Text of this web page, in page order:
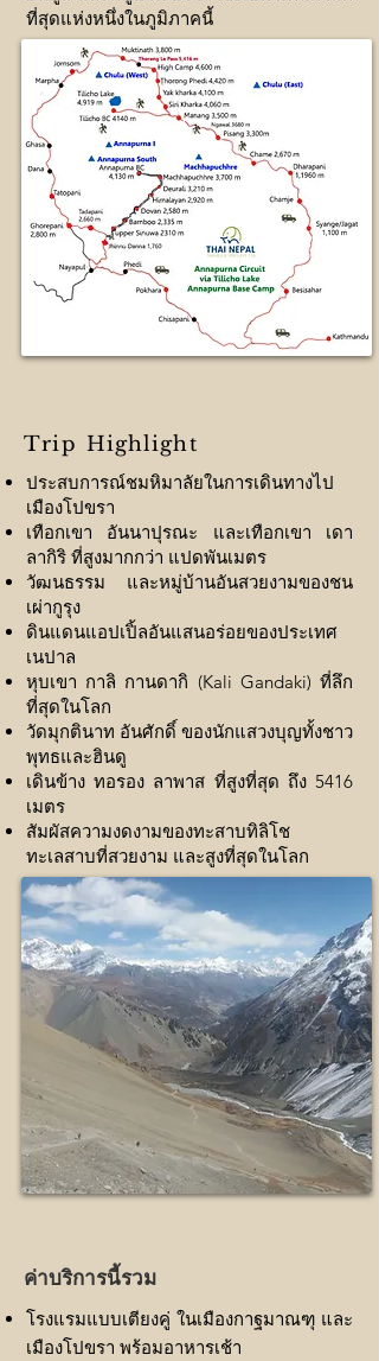
ที่สุดแห่งหนึ่งในภูมิภาคนี้
Trip Highlight
ประสบการณ์ชมหิมาลัยในการเดินทางไป
เมืองโปขรา
เทือกเขา อันนาปุรณะ และเทือกเขา เดา
ลากิริ ที่สูงมากกว่า แปดพันเมตร
วัฒนธรรม และหมู่บ้านอันสวยงามของชน
เผ่ากูรุง
ดินแดนแอปเปิ้ลอันแสนอร่อยของประเทศ
เนปาล
หุบเขา กาลิ กานดากิ (Kali Gandaki) ที่ลึก
ที่สุดในโลก
วัดมุกตินาท อันศักดิ์ ของนักแสวงบุญทั้งชาว
พุทธและฮินดู
เดินข้าง ทอรอง ลาพาส ที่สูงที่สุด ถึง 5416
เมตร
สัมผัสความงดงามของทะสาบทิลิโช
ทะเลสาบที่สวยงาม และสูงที่สุดในโลก
ค่าบริการนี้รวม
โรงแรมแบบเตียงคู่ ในเมืองกาฐมาณฑุ และ
เมืองโปขรา พร้อมอาหารเช้า